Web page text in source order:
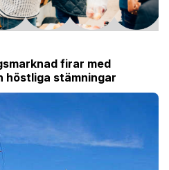
firar med
höstliga stämningar